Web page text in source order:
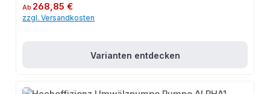
Regulärer Preis:
Ab 268,85 €
zzgl. Versandkosten
Varianten entdecken